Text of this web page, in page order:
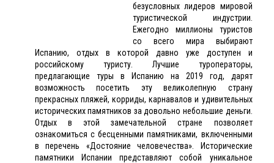
безусловных лидеров мировой
туристической индустрии.
Ежегодно миллионы туристов
со всего мира выбирают
Испанию, отдых в которой давно уже доступен и
российскому туристу. Лучшие туроператоры,
предлагающие туры в Испанию на 2019 год, дарят
возможность посетить эту великолепную страну
прекрасных пляжей, корриды, карнавалов и удивительных
исторических памятников за довольно небольшие деньги.
Отдых в этой замечательной стране позволяет
ознакомиться с бесценными памятниками, включенными
в перечень «Достояние человечества». Исторические
памятники Испании представляют собой уникальное